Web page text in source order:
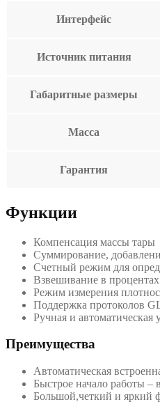
Интерфейс
Источник питания
Габаритные размеры
Масса
Гарантия
Функции
Компенсация массы тары
Суммирование,
Счетный режим для
Взвешивание в процентах
Режим измерения
Поддержка протоколов
Ручная и автоматическая
Преимущества
Автоматическая
Быстрое начало работы –
Большой,четкий и яркий